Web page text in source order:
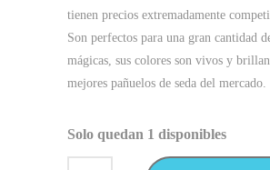
tienen precios extremadamente
Son perfectos para una gran cantidad
mágicas, sus colores son vivos y
mejores pañuelos de seda del mercado.
Solo quedan 1 disponibles